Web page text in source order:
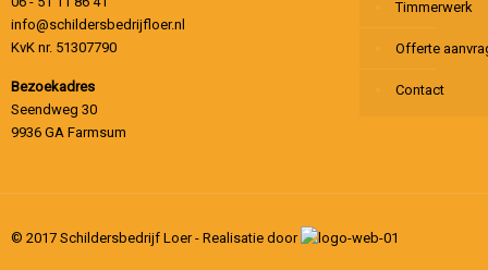
info@schildersbedrijfloer.nl
KvK nr. 51307790
Bezoekadres
Seendweg 30
9936 GA Farmsum
Timmerwerk
Offerte
Contact
© 2017 Schildersbedrijf Loer - Realisatie door